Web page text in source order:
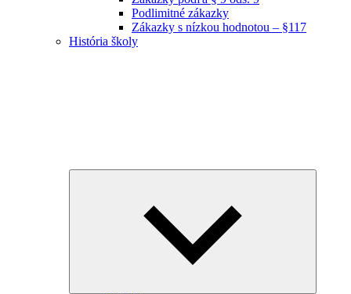
Podlimitné zákazky
Zákazky s nízkou hodnotou – §117
História školy